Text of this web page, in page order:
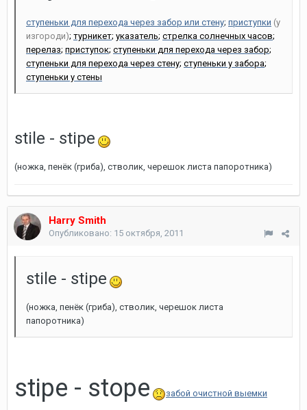
ступеньки для перехода через забор или стену; приступки (у
изгороди); турникет; указатель; стрелка солнечных часов;
перелаз; приступок; ступеньки для перехода через забор;
ступеньки для перехода через стену; ступеньки у забора;
ступеньки у стены
stile - stipe
(ножка, пенёк (гриба), стволик, черешок листа папоротника)
Harry Smith
Опубликовано: 15 октября, 2011
stile - stipe
(ножка, пенёк (гриба), стволик, черешок листа
папоротника)
stipe - stope забой очистной выемки